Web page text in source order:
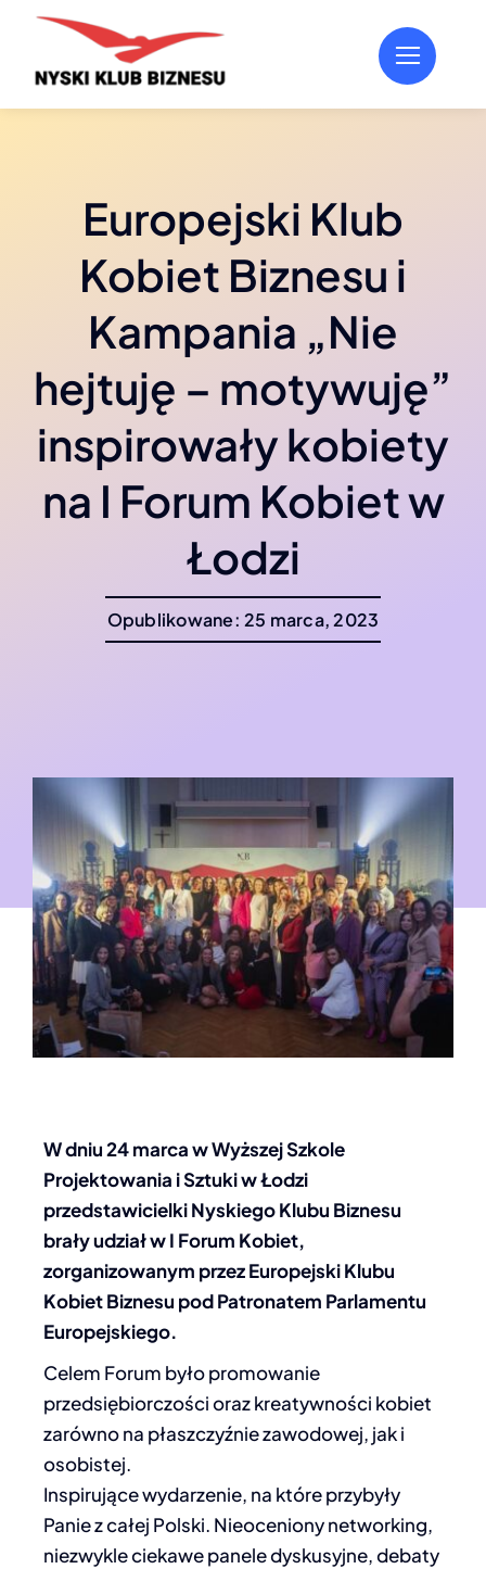
Przejdź
zawartości
Europejski Klub
Kobiet Biznesu i
Kampania „Nie
hejtuję – motywuję”
inspirowały kobiety
na I Forum Kobiet w
Łodzi
Opublikowane: 25 marca, 2023
W dniu 24 marca w Wyższej Szkole
Projektowania i Sztuki w Łodzi
przedstawicielki Nyskiego Klubu Biznesu
brały udział w I Forum Kobiet,
zorganizowanym przez Europejski Klubu
Kobiet Biznesu pod Patronatem Parlamentu
Europejskiego.
Celem Forum było promowanie
przedsiębiorczości oraz kreatywności kobiet
zarówno na płaszczyźnie zawodowej, jak i
osobistej.
Inspirujące wydarzenie, na które przybyły
Panie z całej Polski. Nieoceniony networking,
niezwykle ciekawe panele dyskusyjne, debaty